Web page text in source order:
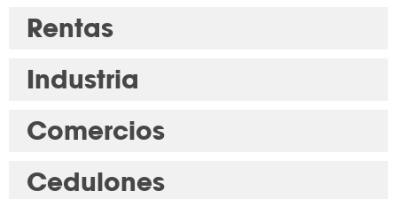
Rentas
Industria
Comercios
Cedulones